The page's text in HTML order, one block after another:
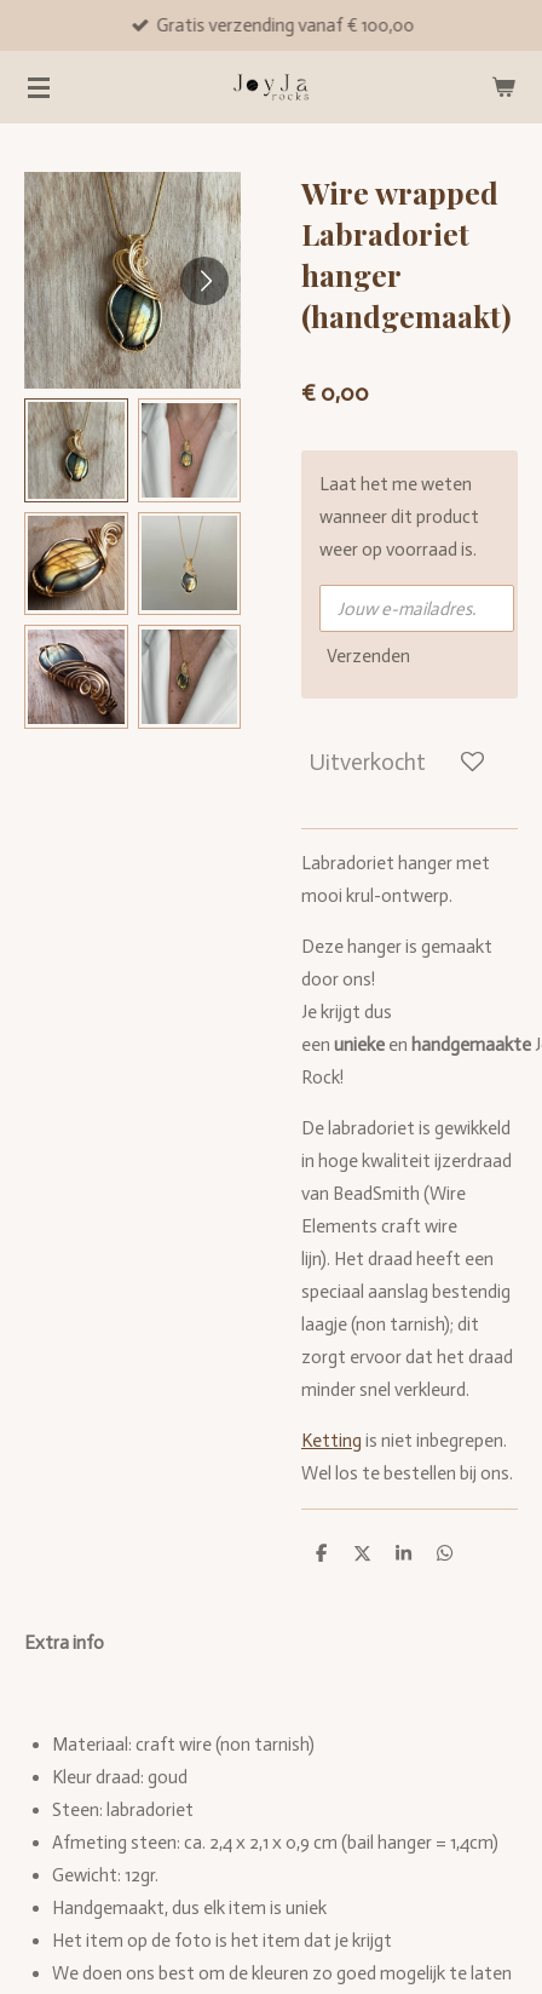
naar
de
Gratis verzending vanaf € 100,00
Wire wrapped
Labradoriet
hanger
(handgemaakt)
€ 0,00
Laat het me weten
wanneer dit product
weer op voorraad is.
Verzenden
Uitverkocht
Labradoriet hanger met
mooi krul-ontwerp.
Deze hanger is gemaakt
door ons!
Je krijgt dus
een unieke en handgemaakte
Rock!
De labradoriet is gewikkeld
in hoge kwaliteit ijzerdraad
van BeadSmith (Wire
Elements craft wire
lijn). Het draad heeft een
speciaal aanslag bestendig
laagje (non tarnish); dit
zorgt ervoor dat het draad
minder snel verkleurd.
Ketting is niet inbegrepen.
Wel los te bestellen bij ons.
D
D
S
D
Extra info
Materiaal: craft wire (non tarnish)
Kleur draad: goud
Steen: labradoriet
Afmeting steen: ca. 2,4 x 2,1 x 0,9 cm (bail hanger = 1,4cm)
Gewicht: 12gr.
Handgemaakt, dus elk item is uniek
Het item op de foto is het item dat je krijgt
We doen ons best om de kleuren zo goed mogelijk te laten